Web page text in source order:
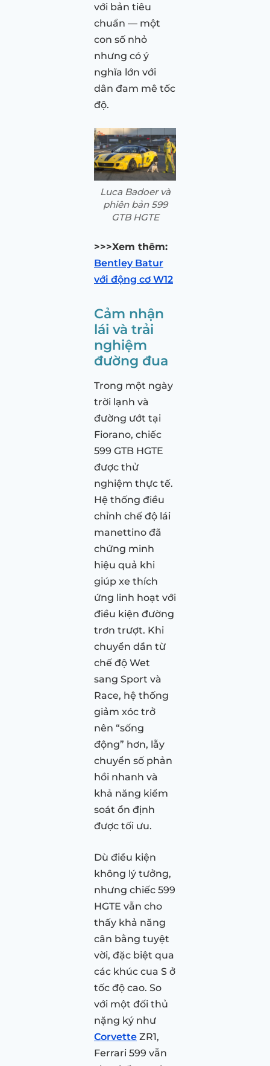
với bản tiêu
chuẩn — một
con số nhỏ
nhưng có ý
nghĩa lớn với
dân đam mê tốc
độ.
Luca Badoer và
phiên bản 599
GTB HGTE
>>>Xem thêm:
Bentley Batur
với động cơ W12
Cảm nhận
lái và trải
nghiệm
đường đua
Trong một ngày
trời lạnh và
đường ướt tại
Fiorano, chiếc
599 GTB HGTE
được thử
nghiệm thực tế.
Hệ thống điều
chỉnh chế độ lái
manettino đã
chứng minh
hiệu quả khi
giúp xe thích
ứng linh hoạt với
điều kiện đường
trơn trượt. Khi
chuyển dần từ
chế độ Wet
sang Sport và
Race, hệ thống
giảm xóc trở
nên “sống
động” hơn, lẫy
chuyển số phản
hồi nhanh và
khả năng kiểm
soát ổn định
được tối ưu.
Dù điều kiện
không lý tưởng,
nhưng chiếc 599
HGTE vẫn cho
thấy khả năng
cân bằng tuyệt
vời, đặc biệt qua
các khúc cua S ở
tốc độ cao. So
với một đối thủ
nặng ký như
Corvette ZR1,
Ferrari 599 vẫn